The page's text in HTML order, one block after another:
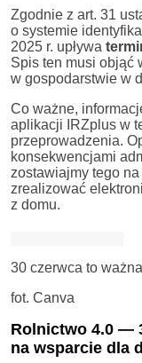
Zgodnie z art. 31
o systemie
2025 r. upływa
Spis ten musi objąć
w gospodarstwie w
Co ważne,
aplikacji IRZplus w
przeprowadzenia.
konsekwencjami
zostawiajmy tego
zrealizować
z domu.
30 czerwca to
fot. Canva
Rolnictwo 4.0 —
na wsparcie dla